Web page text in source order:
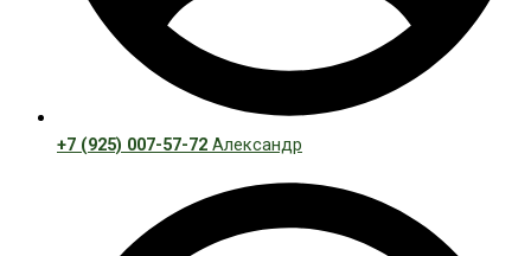
+7 (925) 007-57-72 Александр